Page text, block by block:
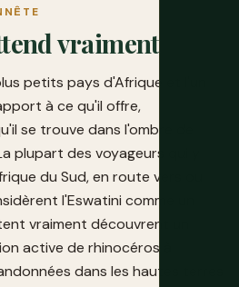
vraiment
petits pays d'Afrique et l'un
à ce qu'il offre,
se trouve dans l'ombre de
plupart des voyageurs qui y
du Sud, en route vers ou
l'Eswatini comme un
vraiment découvrent un
active de rhinocéros à
dans les hautes terres